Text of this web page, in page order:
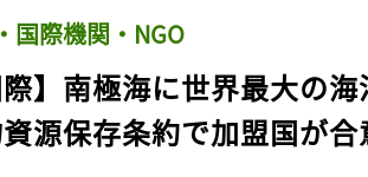
国際機関・NGO
際】南極海に世界最大の
源保存条約で加盟国が合